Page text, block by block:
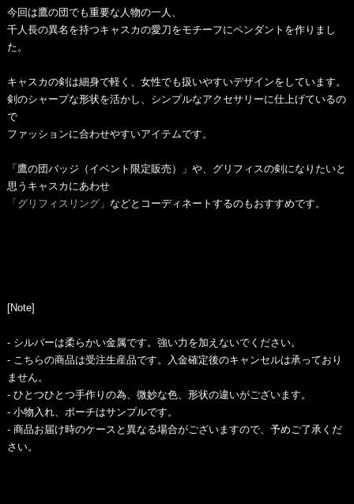
今回は鷹の団でも重要な人物の一人、
千人長の異名を持つキャスカの愛刀をモチーフにペンダントを作りまし
た。
キャスカの剣は細身で軽く、女性でも扱いやすいデザインをしています。
剣のシャープな形状を活かし、シンプルなアクセサリーに仕上げているの
で
ファッションに合わせやすいアイテムです。
「鷹の団バッジ（イベント限定販売）」や、グリフィスの剣になりたいと
思うキャスカにあわせ
「グリフィスリング」 などとコーディネートするのもおすすめです。
[Note]
- シルバーは柔らかい金属です。強い力を加えないでください。
- こちらの商品は受注生産品です。入金確定後のキャンセルは承っており
ません。
- ひとつひとつ手作りの為、微妙な色、形状の違いがございます。
- 小物入れ、ポーチはサンプルです。
- 商品お届け時のケースと異なる場合がございますので、予めご了承くだ
さい。